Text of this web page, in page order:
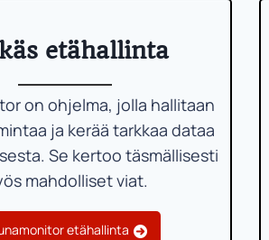
etähallinta
on ohjelma, jolla hallitaan
ja kerää tarkkaa dataa
Se kertoo täsmällisesti
mahdolliset viat.
etähallinta